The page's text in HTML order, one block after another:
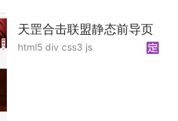
天罡合击联盟静态前导页
html5 div css3 js